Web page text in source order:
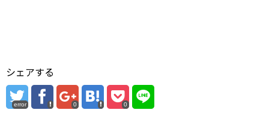
シェアする
error 0 0